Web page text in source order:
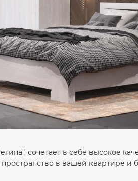
сочетает в себе высокое
в вашей квартире и